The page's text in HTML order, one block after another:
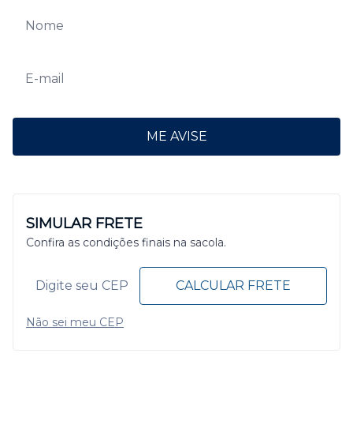
ME AVISE
SIMULAR FRETE
Confira as condições finais na sacola.
CALCULAR FRETE
Não sei meu CEP